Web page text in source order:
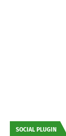
SOCIAL PLUGIN